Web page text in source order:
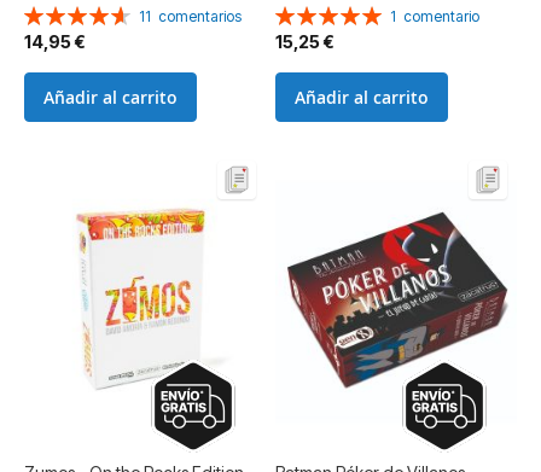
Valoración:
93%
11 comentarios
14,95 €
Añadir al carrito
Valoración:
100%
1 comentario
15,25 €
Añadir al carrito